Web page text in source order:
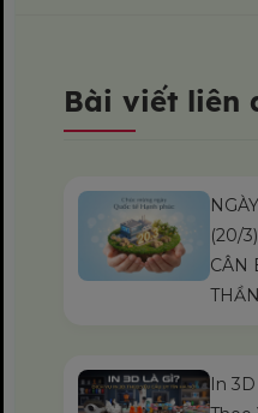
Bài viết liên
(20/
CÂN
THẦN
In